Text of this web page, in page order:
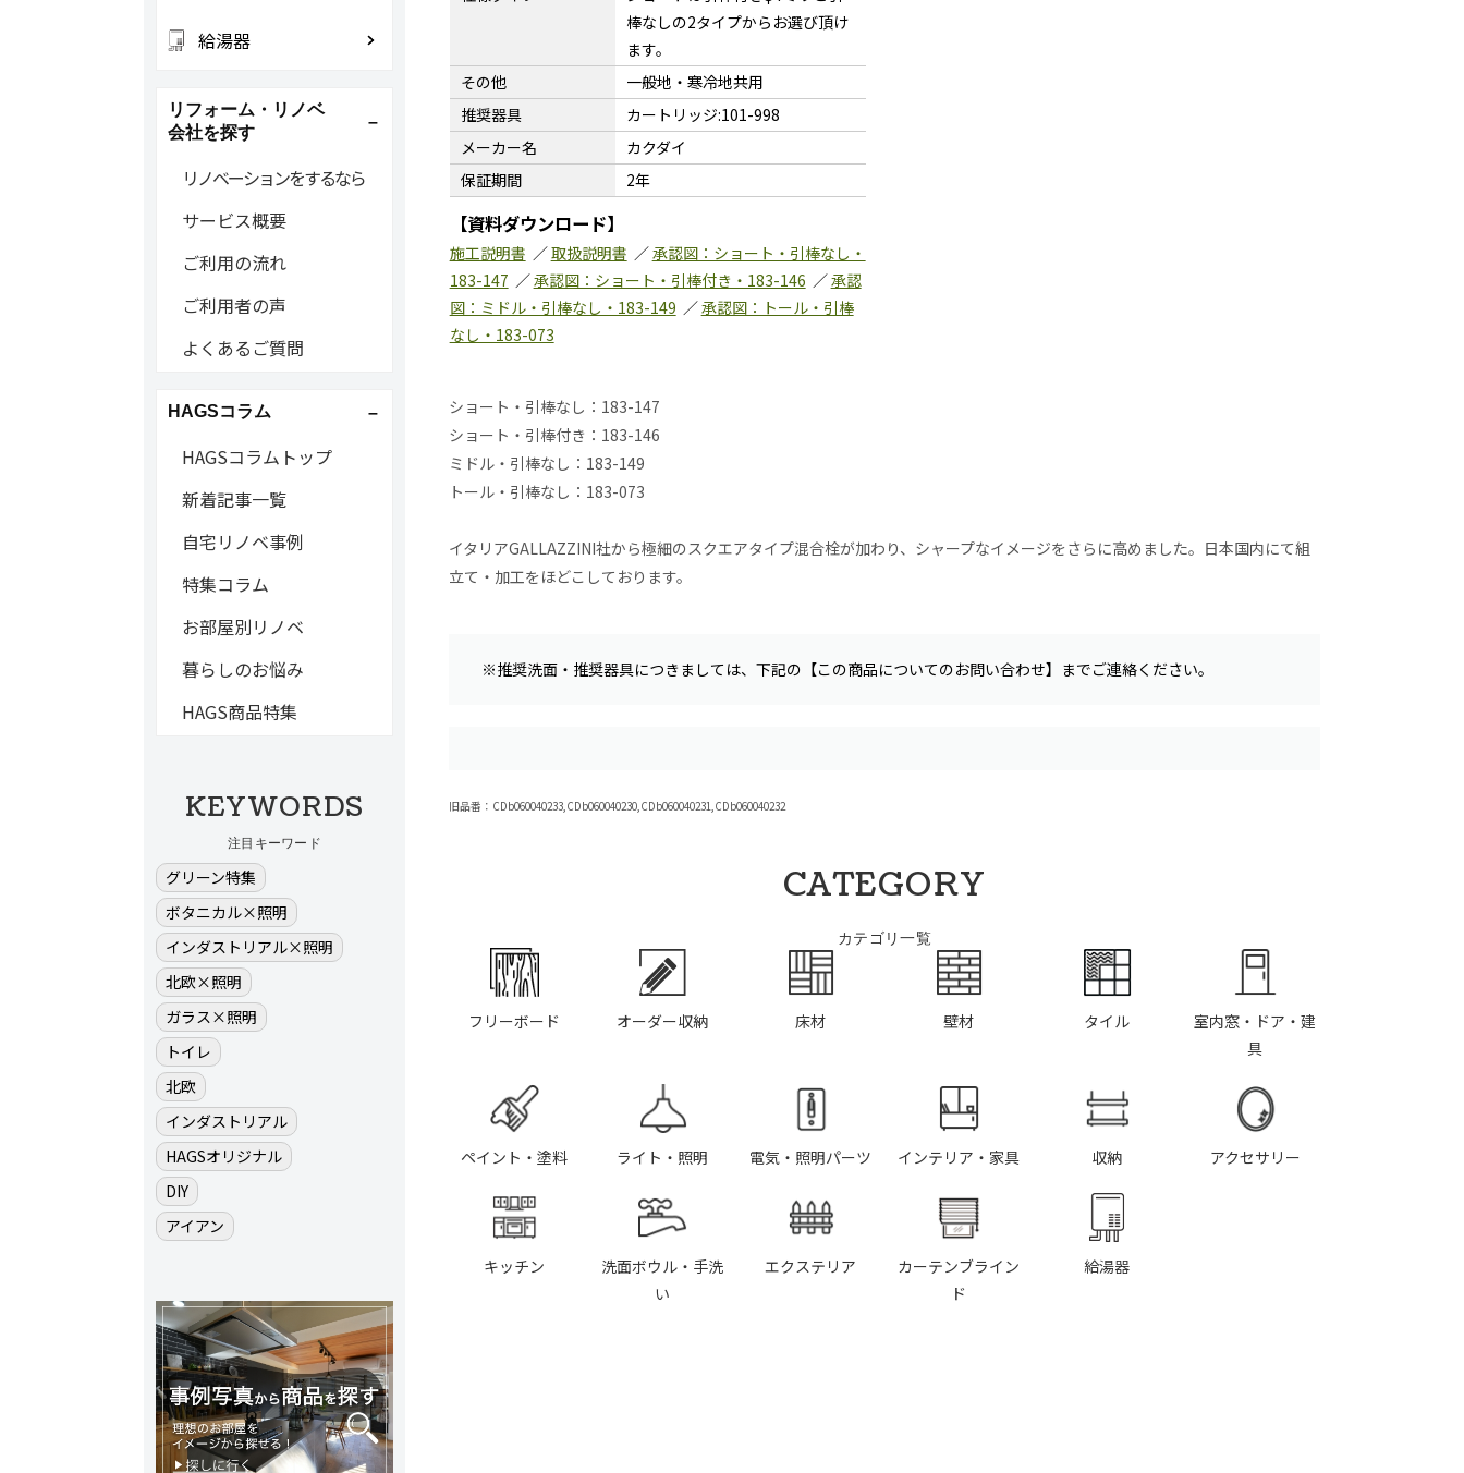
棒なしの2タイプからお選び頂け
ます。
その他
一般地・寒冷地共用
推奨器具
カートリッジ:101-998
メーカー名
カクダイ
保証期間
2年
【資料ダウンロード】
施工説明書 ／取扱説明書 ／承認図：ショート・引棒なし・
183-147 ／承認図：ショート・引棒付き・183-146 ／承認
図：ミドル・引棒なし・183-149 ／承認図：トール・引棒
なし・183-073
ショート・引棒なし：183-147
ショート・引棒付き：183-146
ミドル・引棒なし：183-149
トール・引棒なし：183-073
イタリアGALLAZZINI社から極細のスクエアタイプ混合栓が加わり、シャープなイメージをさらに高めました。日本国内にて組
立て・加工をほどこしております。
※推奨洗面・推奨器具につきましては、下記の【この商品についてのお問い合わせ】までご連絡ください。
旧品番：CDb060040233,CDb060040230,CDb060040231,CDb060040232
CATEGORY
カテゴリ一覧
フリーボード オーダー収納 床材 壁材 タイル
室内窓・ドア・建
具
ペイント・塗料 ライト・照明 電気・照明パーツ インテリア・家具 収納 アクセサリー
キッチン
洗面ボウル・手洗
い
エクステリア
カーテンブライン
ド
給湯器
給湯器
リフォーム・リノベ
会社を探す
リノベーションをするなら
サービス概要
ご利用の流れ
ご利用者の声
よくあるご質問
HAGSコラム
HAGSコラムトップ
新着記事一覧
自宅リノベ事例
特集コラム
お部屋別リノベ
暮らしのお悩み
HAGS商品特集
KEYWORDS
注目キーワード
グリーン特集
ボタニカル×照明
インダストリアル×照明
北欧×照明
ガラス×照明
トイレ
北欧
インダストリアル
HAGSオリジナル
DIY
アイアン